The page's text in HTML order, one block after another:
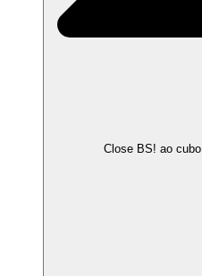
Close BS! ao cubo